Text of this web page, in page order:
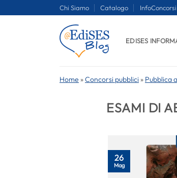
Chi Siamo Catalogo InfoConcorsi
EDISES
Home »Concorsi pubblici » Pubblica
ESAMI DI
26
Mag